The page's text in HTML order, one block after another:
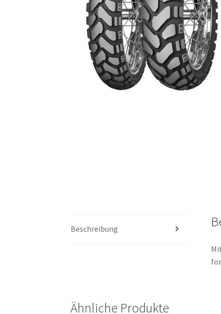
Beschreibung
Ähnliche Produkte